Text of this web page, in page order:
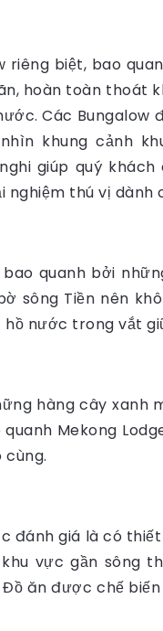
riêng biệt, bao
hoàn toàn thoát
Các
khung cảnh
giúp quý
thú vị dành
quanh bởi
Tiền nên
nước trong vắt
hàng cây xanh
Mekong
đánh giá là có
vực gần sông
ăn được chế